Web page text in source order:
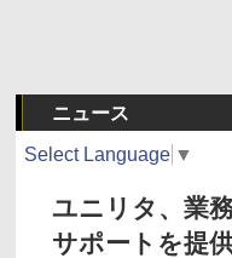
ニュース
Select Language ▼
ユニリタ、業
サポートを提